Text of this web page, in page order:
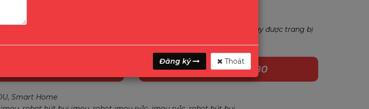
RV1C là sản phẩm thuộc thương hiệu gia dụng thông minh Imou, máy được trang bị
1800.2345.80
Smart Home
Đăng ký Thoát